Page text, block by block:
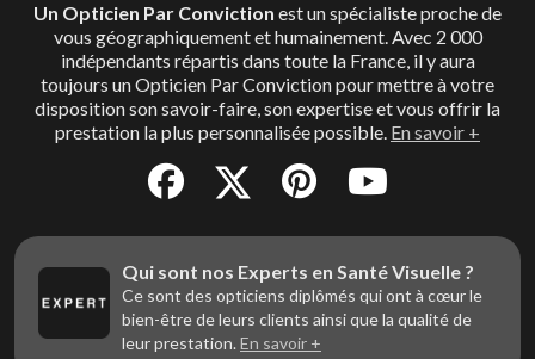
Un Opticien Par Conviction est un spécialiste proche de
vous géographiquement et humainement. Avec 2 000
indépendants répartis dans toute la France, il y aura
toujours un Opticien Par Conviction pour mettre à votre
disposition son savoir-faire, son expertise et vous offrir la
prestation la plus personnalisée possible. En savoir +
Qui sont nos Experts en Santé Visuelle ?
Ce sont des opticiens diplômés qui ont à cœur le
bien-être de leurs clients ainsi que la qualité de
leur prestation. En savoir +